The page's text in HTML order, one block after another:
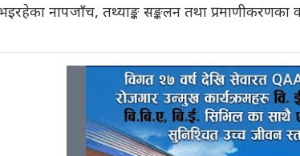
नापजाँच, तथ्याङ्क सङ्कलन तथा प्रमाणीकरणका